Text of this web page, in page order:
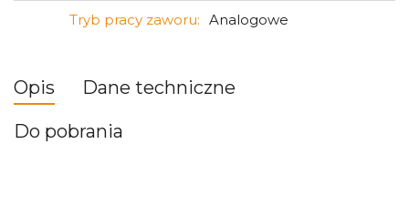
Tryb pracy zaworu: Analogowe
Opis
Dane techniczne
Do pobrania